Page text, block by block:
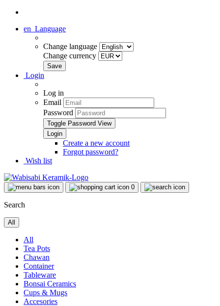
en Language
Change language
Change currency
Login
Log in
Email
Password
Toggle Password View
Create a new account
Forgot password?
Wish list
0
Search
All
All
Tea Pots
Chawan
Container
Tableware
Bonsai Ceramics
Cups & Mugs
Accesories